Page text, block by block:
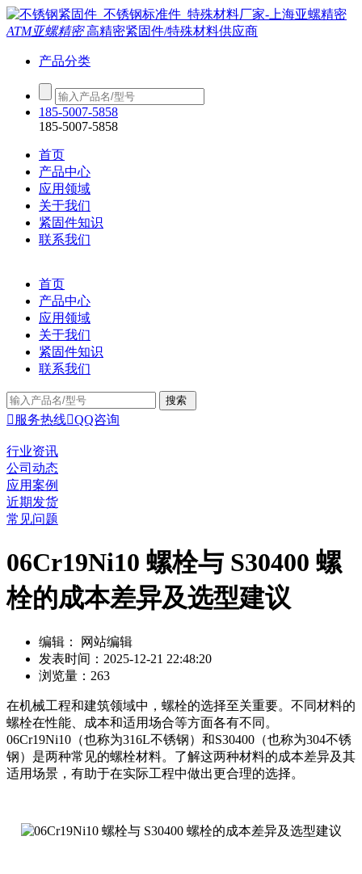
ATM亚螺精密高精密紧固件/特殊材料供应商
产品分类
185-5007-5858
185-5007-5858
首页
产品中心
应用领域
关于我们
紧固件知识
联系我们
首页
产品中心
应用领域
关于我们
紧固件知识
联系我们
 服务热线QQ咨询
行业资讯
公司动态
应用案例
近期发货
常见问题
06Cr19Ni10 螺栓与 S30400 螺
栓的成本差异及选型建议
编辑： 网站编辑
发表时间：2025-12-21 22:48:20
浏览量：263
在机械工程和建筑领域中，螺栓的选择至关重要。不同材料的
螺栓在性能、成本和适用场合等方面各有不同。
06Cr19Ni10（也称为316L不锈钢）和S30400（也称为304不锈
钢）是两种常见的螺栓材料。了解这两种材料的成本差异及其
适用场景，有助于在实际工程中做出更合理的选择。